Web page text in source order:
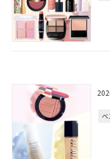
ベ